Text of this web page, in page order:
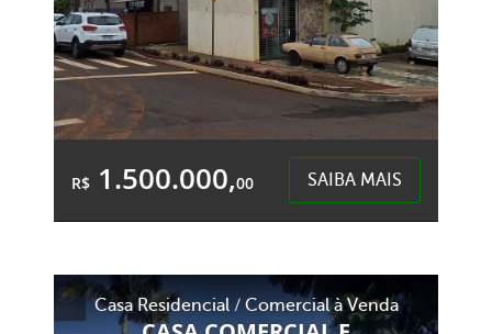
R$ 1.500.000,00 SAIBA MAIS
900,00m²
900,00m²
Esplanada - Chapecó
Casa Residencial / Comercial à Venda